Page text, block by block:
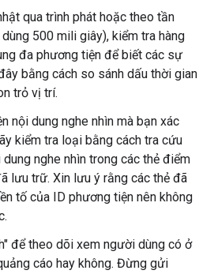
qua trình phát hoặc theo tần
500 mili giây), kiểm tra hàng
đa phương tiện để biết các sự
bằng cách so sánh dấu thời gian
trỏ vị trí.
nội dung nghe nhìn mà bạn xác
kiểm tra loại bằng cách tra cứu
nghe nhìn trong các thẻ điểm
lưu trữ. Xin lưu ý rằng các thẻ đã
tố của ID phương tiện nên không
để theo dõi xem người dùng có ở
cáo hay không. Đừng gửi